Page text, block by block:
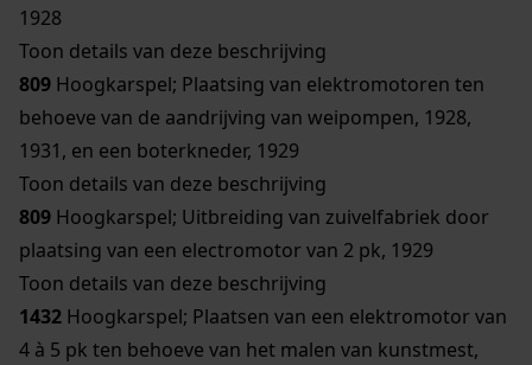
1928
Toon details van deze beschrijving
809 Hoogkarspel; Plaatsing van elektromotoren ten
behoeve van de aandrijving van weipompen, 1928,
1931, en een boterkneder, 1929
Toon details van deze beschrijving
809 Hoogkarspel; Uitbreiding van zuivelfabriek door
plaatsing van een electromotor van 2 pk, 1929
Toon details van deze beschrijving
1432 Hoogkarspel; Plaatsen van een elektromotor van
4 à 5 pk ten behoeve van het malen van kunstmest,